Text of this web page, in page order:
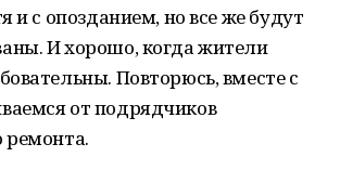
и с опозданием, но все же будут
И хорошо, когда жители
Повторюсь, вместе с
от подрядчиков
ремонта.